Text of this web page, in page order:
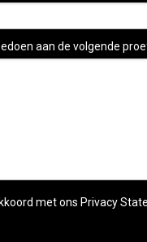
aan de volgende
met ons Privacy